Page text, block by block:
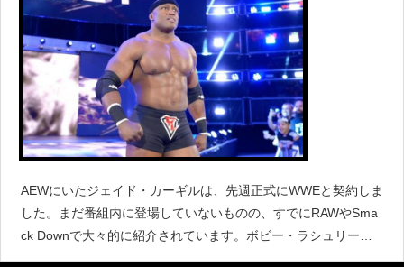
AEWにいたジェイド・カーギルは、先週正式にWWEと契約しま
した。まだ番組内に登場していないものの、すでにRAWやSma
ck Downで大々的に紹介されています。ボビー・ラシュリーは
『100.7 The Bay』に出演し、カーギルがWWEと契約したこと